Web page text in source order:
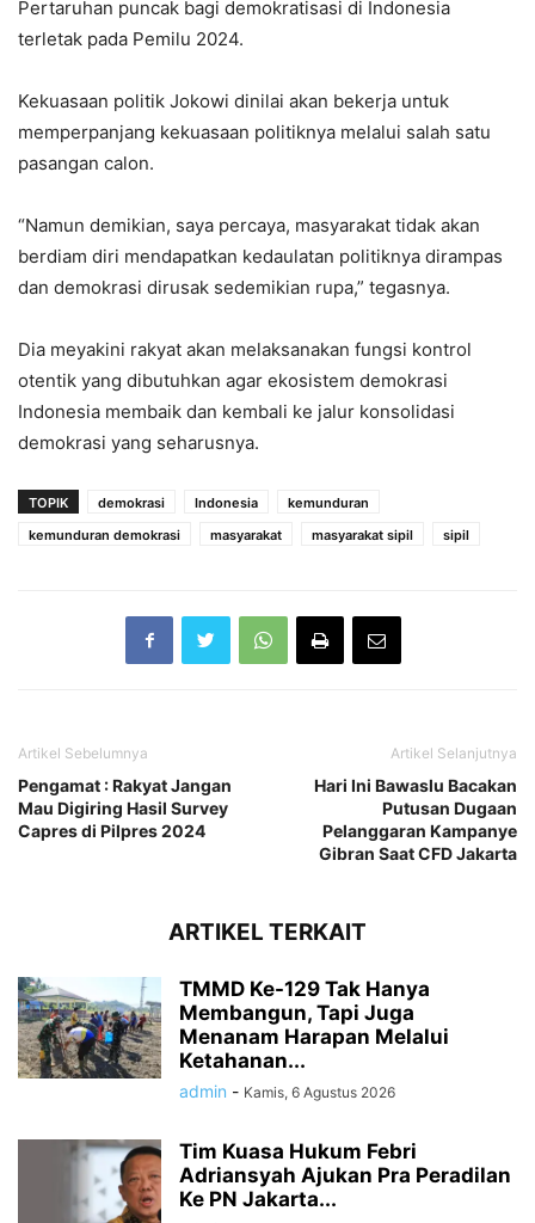
Pertaruhan puncak bagi demokratisasi di Indonesia
terletak pada Pemilu 2024.
Kekuasaan politik Jokowi dinilai akan bekerja untuk
memperpanjang kekuasaan politiknya melalui salah satu
pasangan calon.
“Namun demikian, saya percaya, masyarakat tidak akan
berdiam diri mendapatkan kedaulatan politiknya dirampas
dan demokrasi dirusak sedemikian rupa,” tegasnya.
Dia meyakini rakyat akan melaksanakan fungsi kontrol
otentik yang dibutuhkan agar ekosistem demokrasi
Indonesia membaik dan kembali ke jalur konsolidasi
demokrasi yang seharusnya.
TOPIK demokrasi Indonesia
kemunduran
kemunduran demokrasi
masyarakat masyarakat sipil sipil
Artikel Sebelumnya
Pengamat : Rakyat Jangan
Mau Digiring Hasil Survey
Capres di Pilpres 2024
Artikel Selanjutnya
Hari Ini Bawaslu Bacakan
Putusan Dugaan
Pelanggaran Kampanye
Gibran Saat CFD Jakarta
ARTIKEL TERKAIT
TMMD Ke-129 Tak Hanya
Membangun, Tapi Juga
Menanam Harapan Melalui
Ketahanan...
admin - Kamis, 6 Agustus 2026
Tim Kuasa Hukum Febri
Adriansyah Ajukan Pra Peradilan
Ke PN Jakarta...